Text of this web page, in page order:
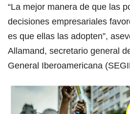
“La mejor manera de que las
decisiones empresariales
es que ellas las adopten”,
Allamand, secretario general
General Iberoamericana